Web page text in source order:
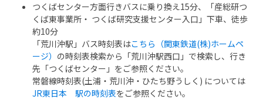
つくばセンター方面行きバスに乗り換え15分、「産総研つ
くば東事業所・ つくば研究支援センター入口」下車、徒歩
約10分
「荒川沖駅」バス時刻表はこちら（関東鉄道(株)ホームペ
ージ） の時刻表検索から「荒川沖駅西口」で検索し、行き
先「つくばセンター」をご参照ください。
常磐線時刻表(土浦・荒川沖・ひたち野うしく) については
JR東日本 駅の時刻表をご参照ください。